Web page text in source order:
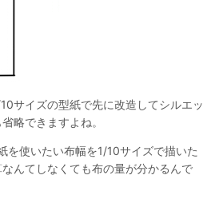
サイズの型紙で先に改造してシルエッ
略できますよね。
を使いたい布幅を1/10サイズで描いた
んてしなくても布の量が分かるんで